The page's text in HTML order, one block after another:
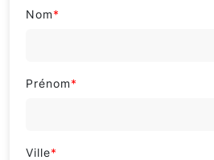
Nom*
Prénom*
Ville*